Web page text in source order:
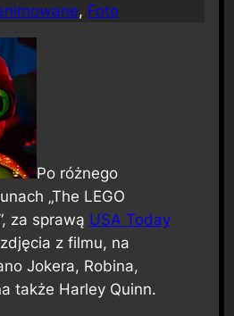
, Foto
Po różnego
„The LEGO
za sprawą USA Today
z filmu, na
Jokera, Robina,
także Harley Quinn.